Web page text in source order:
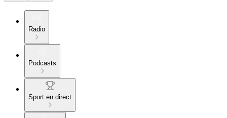
Radio
Podcasts
Sport en direct